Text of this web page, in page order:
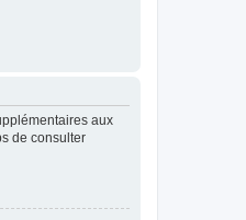
aux
de consulter